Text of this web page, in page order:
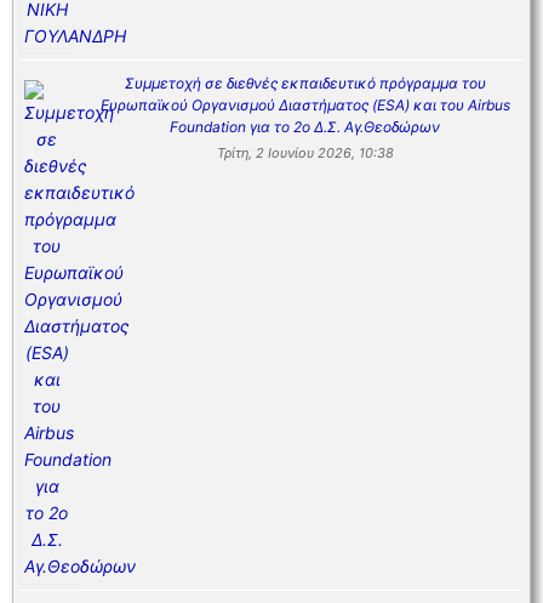
Συμμετοχή σε διεθνές εκπαιδευτικό πρόγραμμα του
Ευρωπαϊκού Οργανισμού Διαστήματος (ESA) και του Airbus
Foundation για το 2ο Δ.Σ. Αγ.Θεοδώρων
Τρίτη, 2 Ιουνίου 2026, 10:38